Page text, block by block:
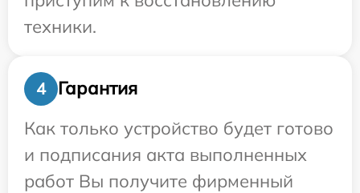
техники.
4
Гарантия
Как только устройство будет готово
и подписания акта выполненных
работ Вы получите фирменный